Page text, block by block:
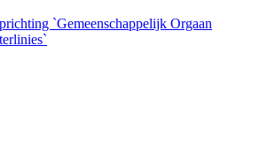
`Gemeenschappelijk Orgaan